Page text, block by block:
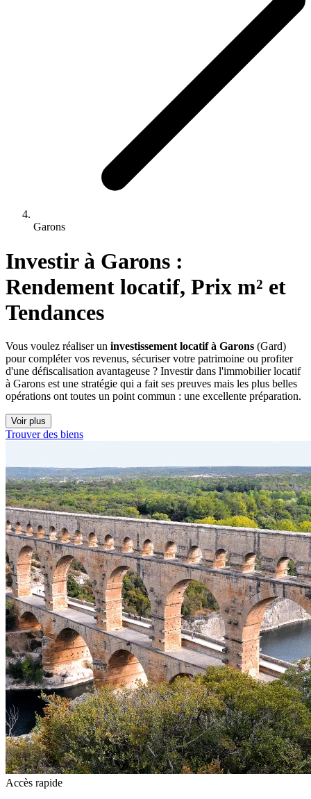
Garons
Investir à Garons :
Rendement locatif, Prix m² et
Tendances
Vous voulez réaliser un investissement locatif à Garons (Gard)
pour compléter vos revenus, sécuriser votre patrimoine ou profiter
d'une défiscalisation avantageuse ? Investir dans l'immobilier locatif
à Garons est une stratégie qui a fait ses preuves mais les plus belles
opérations ont toutes un point commun : une excellente préparation.
Voir plus
Trouver des biens
Accès rapide